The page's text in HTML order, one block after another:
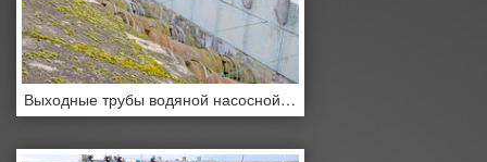
Выходные трубы водяной насосной станции. Трубы большого диаметра. Стена, здание